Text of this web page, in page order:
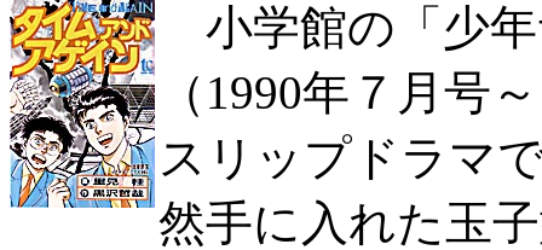
小学館の「少
（1990年７月号
スリップドラマ
然手に入れた玉